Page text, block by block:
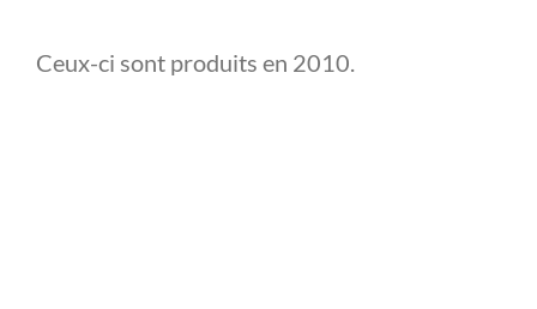
Ceux-ci sont produits en 2010.